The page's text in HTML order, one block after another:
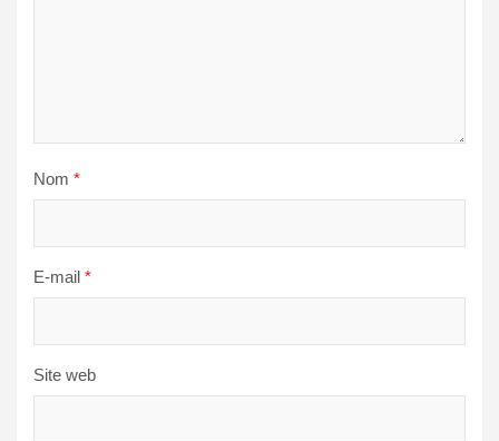
Nom *
E-mail *
Site web